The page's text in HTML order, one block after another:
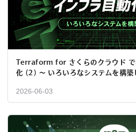
Terraform for さくらのクラウド で
化 (2) ～ いろいろなシステムを構築
2026-06-03